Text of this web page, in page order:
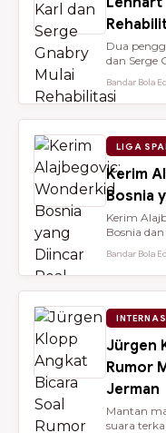
Dua
dan Serge
Bandar Bola
LIGA
Kerim
Bosnia
Kerim
Bosnia
Bandar Bola
Jürgen
Rumor
Jerman
Mantan
suara